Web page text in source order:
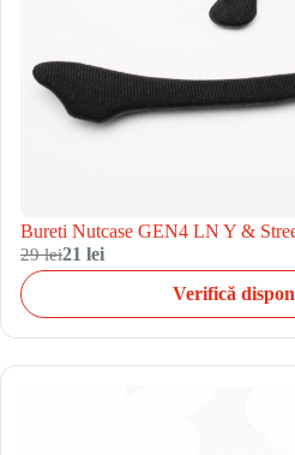
Bureti Nutcase GEN4 LN Y &
29 lei21 lei
Verifică